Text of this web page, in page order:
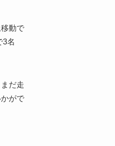
動で
3名
だ走
がで